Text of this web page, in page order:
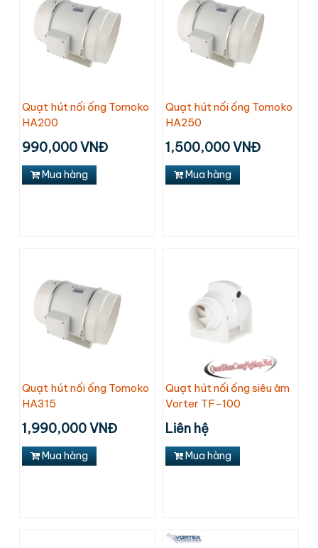
Quạt hút nối ống Tomoko
HA200
990,000 VNĐ
Mua hàng
Quạt hút nối ống Tomoko
HA250
1,500,000 VNĐ
Mua hàng
Quạt hút nối ống Tomoko
HA315
1,990,000 VNĐ
Mua hàng
Quạt hút nối ống siêu âm
Vorter TF-100
Liên hệ
Mua hàng